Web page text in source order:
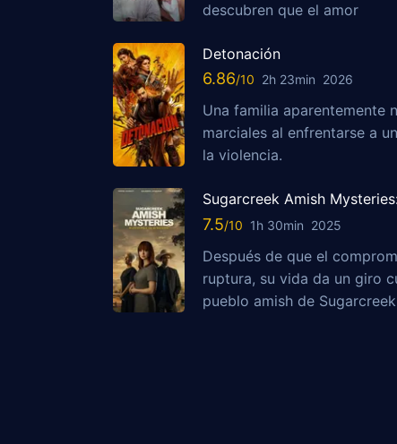
descubren que el amor
Detonación
6.86 2h 23min 2026
Una familia aparentemente
marciales al enfrentarse a
la violencia.
Sugarcreek Amish
7.5 1h 30min 2025
Después de que el
ruptura, su vida da un giro
pueblo amish de Sugarcreek